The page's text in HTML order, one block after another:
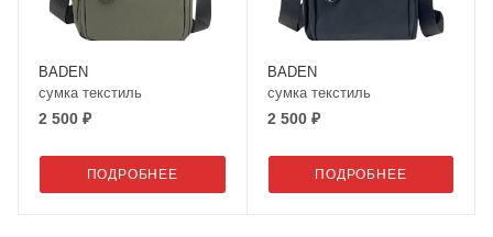
BADEN
сумка текстиль
2 500 ₽
ПОДРОБНЕЕ
BADEN
сумка текстиль
2 500 ₽
ПОДРОБНЕЕ